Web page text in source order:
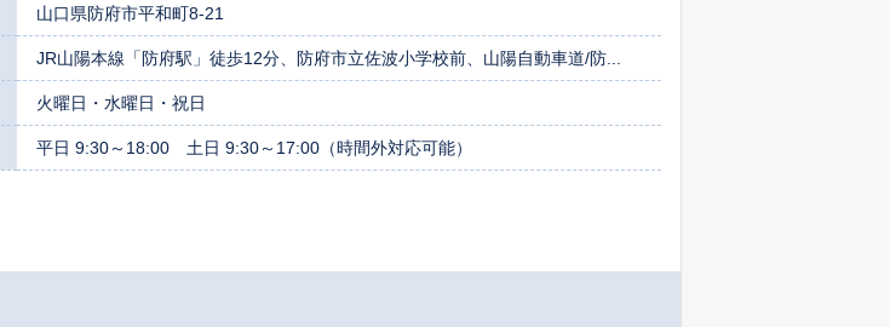
山口県防府市平和町8-21
JR山陽本線「防府駅」徒歩12分、防府市立佐波小学校前、山陽自動車道/防...
火曜日・水曜日・祝日
平日 9:30～18:00 土日 9:30～17:00（時間外対応可能）